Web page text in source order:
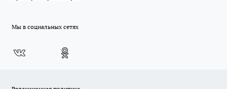
Мы в социальных сетях